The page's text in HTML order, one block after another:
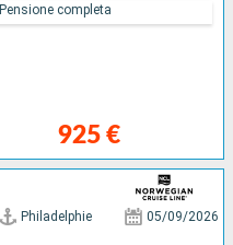
925 €
Pensione completa
Philadelphie 05/09/2026